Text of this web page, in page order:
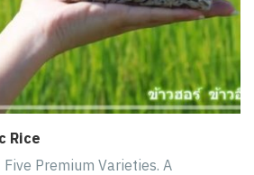
Rice
Premium Varieties. A